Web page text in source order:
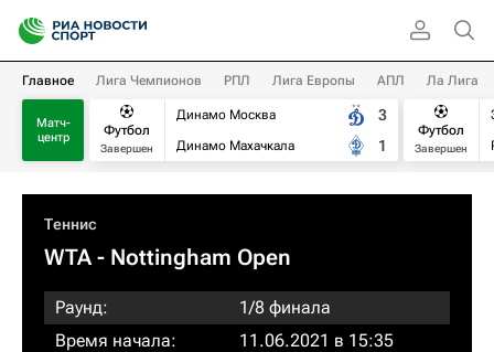
Главное Лига Чемпионов РПЛ Лига Европы АПЛ Ла Лига
Матч-
центр
Футбол
Завершен
Динамо Москва
Динамо Махачкала
3
1
Футбол
Завершен
Теннис
WTA- Nottingham Open
Раунд:
1/8 финала
Время начала:
11.06.2021 в 15:35